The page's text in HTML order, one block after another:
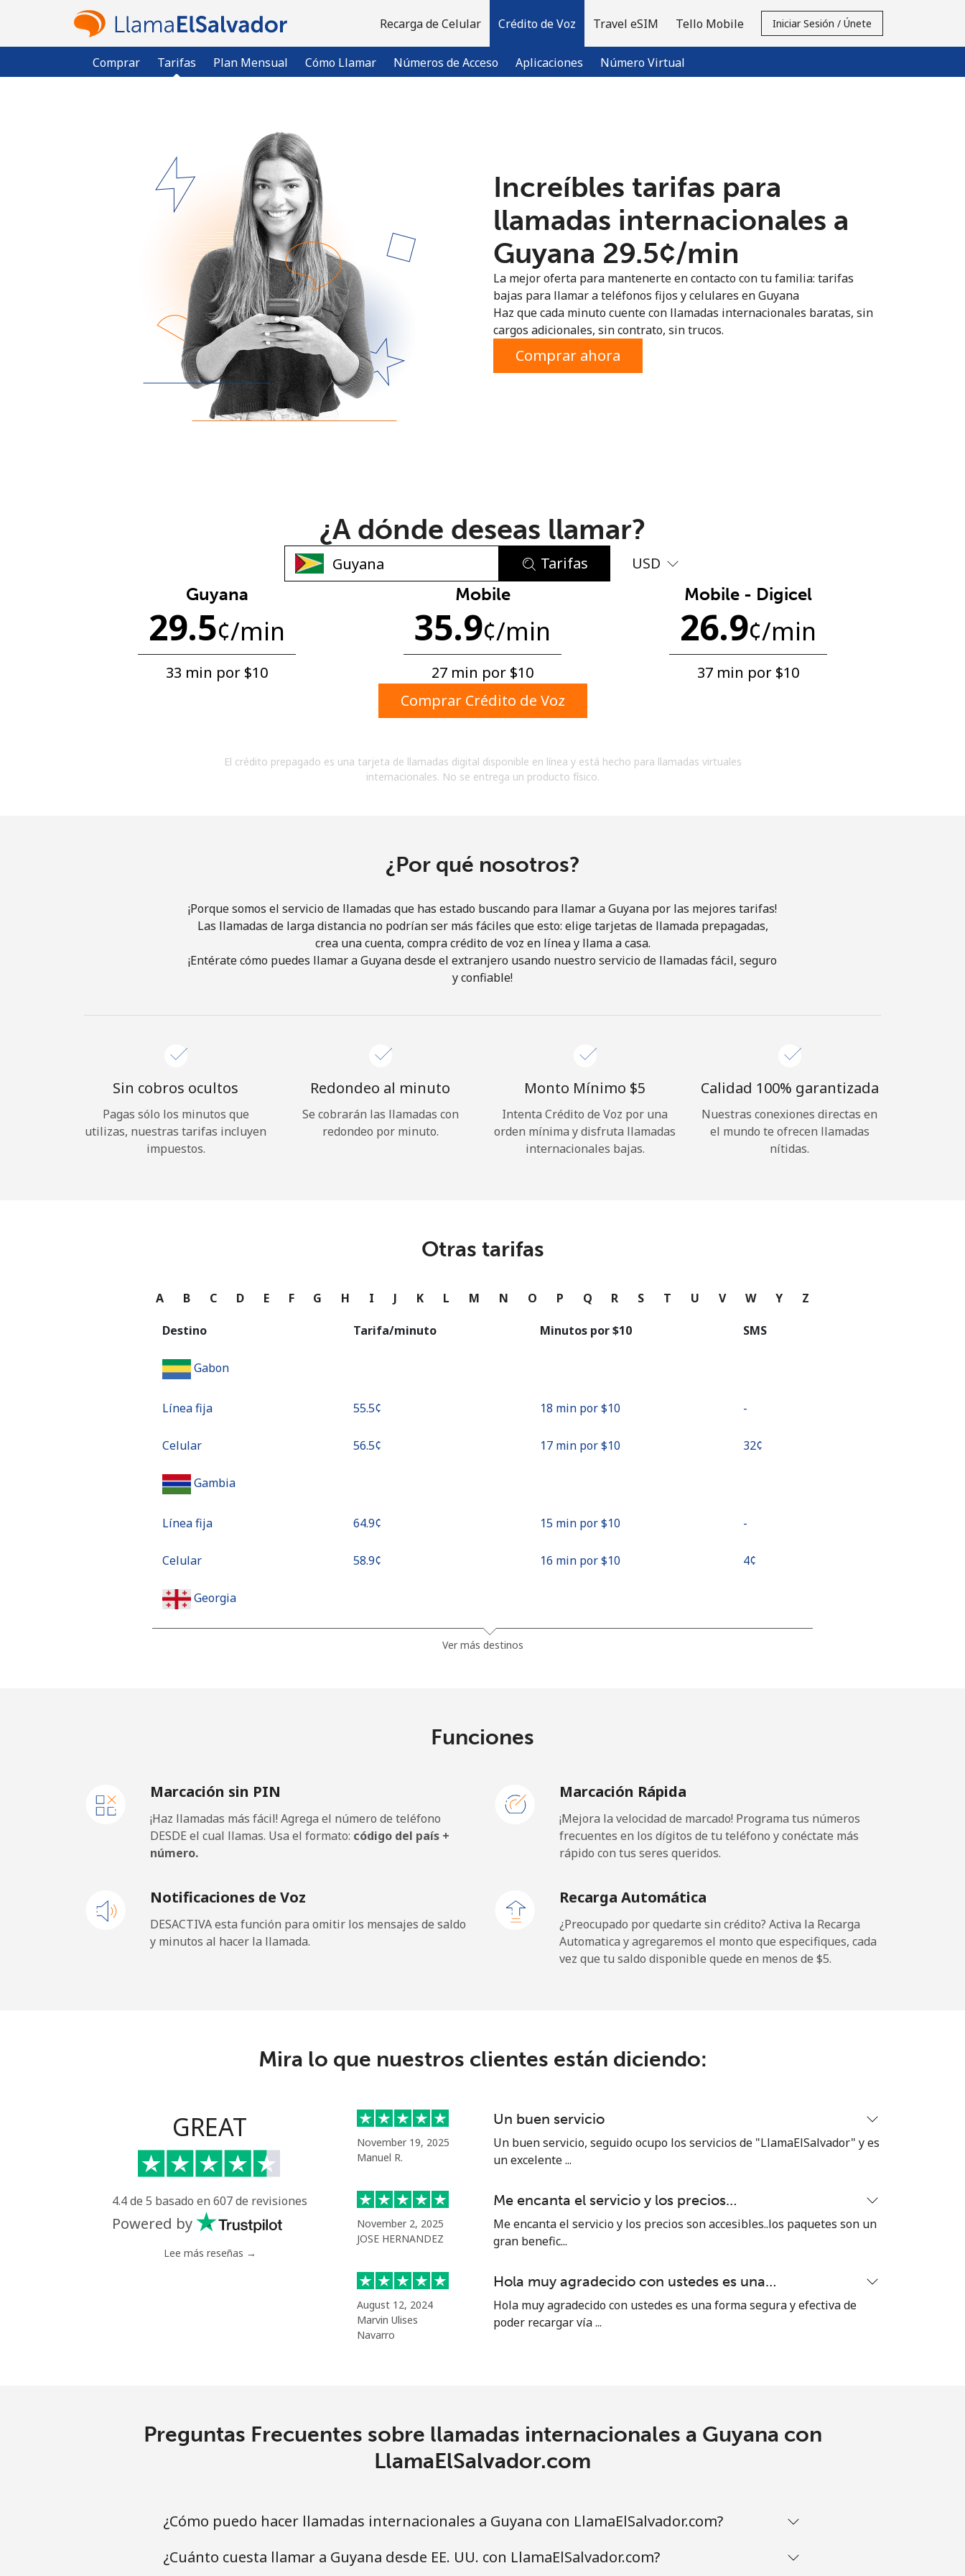
Recarga de Celular Crédito de Voz
Comprar Tarifas Plan Mensual Cómo Llamar Números de Acceso Aplicaciones Número Virtual
Travel eSIM Tello Mobile Iniciar Sesión / Únete
¿Ya tienes una cuenta? Inicia sesión →
Regístrate con
No se ha creado una contraseña
Mínimo 8 caracteres
Una letra mayúscula y una minúscula
Un caracter especial
acuerdo con estos
Términos y condiciones.
Únete
¡Hola!
Iniciar Sesión
Increíbles tarifas para
llamadas internacionales a
Guyana ⁦29.5¢⁩/min
La mejor oferta para mantenerte en contacto con tu familia: tarifas
bajas para llamar a teléfonos fijos y celulares en Guyana
Haz que cada minuto cuente con llamadas internacionales baratas, sin
cargos adicionales, sin contrato, sin trucos.
Comprar ahora
¿A dónde deseas llamar?
Tarifas USD
Guyana
29.5¢/min
33 min por ⁦$10⁩
Mobile
35.9¢/min
27 min por ⁦$10⁩
Mobile - Digicel
26.9¢/min
37 min por ⁦$10⁩
Comprar Crédito de Voz
El crédito prepagado es una tarjeta de llamadas digital disponible en línea y está hecho para llamadas virtuales
internacionales. No se entrega un producto físico.
¿Por qué nosotros?
¡Porque somos el servicio de llamadas que has estado buscando para llamar a Guyana por las mejores tarifas!
Las llamadas de larga distancia no podrían ser más fáciles que esto: elige tarjetas de llamada prepagadas,
crea una cuenta, compra crédito de voz en línea y llama a casa.
¡Entérate cómo puedes llamar a Guyana desde el extranjero usando nuestro servicio de llamadas fácil, seguro
y confiable!
Sin cobros ocultos
Pagas sólo los minutos que
utilizas, nuestras tarifas incluyen
impuestos.
Redondeo al minuto
Se cobrarán las llamadas con
redondeo por minuto.
Monto Mínimo ⁦$5⁩
Intenta Crédito de Voz por una
orden mínima y disfruta llamadas
internacionales bajas.
Calidad 100% garantizada
Nuestras conexiones directas en
el mundo te ofrecen llamadas
nítidas.
Otras tarifas
A B C D E F G H I J K L M N O P Q R S T U V W Y Z
Destino Tarifa/minuto Minutos por ⁦$10⁩ SMS
Gabon
Línea fija ⁦55.5¢⁩ 18 min por ⁦$10⁩ -
Celular ⁦56.5¢⁩ 17 min por ⁦$10⁩ ⁦32¢⁩
Gambia
Línea fija ⁦64.9¢⁩ 15 min por ⁦$10⁩ -
Celular ⁦58.9¢⁩ 16 min por ⁦$10⁩ ⁦4¢⁩
Georgia
Celular 665 min por ⁦$10⁩
Ghana
Celular 36 min por ⁦$10⁩
Gibraltar
Celular ⁦1.6¢⁩ 625 min por ⁦$10⁩ ⁦8¢⁩
Greenland
Línea fija ⁦10.5¢⁩
Celular 91 min por ⁦$10⁩
⁦16.9¢⁩ 59 min por ⁦$10⁩
Línea fija ⁦18.5¢⁩ 54 min por ⁦$10⁩ -
Guam
All country ⁦4.5¢⁩ 222 min por ⁦$10⁩
Ver más destinos
Funciones
Marcación sin PIN
¡Haz llamadas más fácil! Agrega el número de teléfono
DESDE el cual llamas. Usa el formato: código del país +
número.
Marcación Rápida
¡Mejora la velocidad de marcado! Programa tus números
frecuentes en los dígitos de tu teléfono y conéctate más
rápido con tus seres queridos.
Notificaciones de Voz
DESACTIVA esta función para omitir los mensajes de saldo
y minutos al hacer la llamada.
Recarga Automática
¿Preocupado por quedarte sin crédito? Activa la Recarga
Automatica y agregaremos el monto que especifiques, cada
vez que tu saldo disponible quede en menos de ⁦$5⁩.
Mira lo que nuestros clientes están diciendo:
GREAT
4.4 de 5 basado en 607 de revisiones
Powered by
Lee más reseñas →
November 19, 2025
Manuel R.
Un buen servicio
Un buen servicio, seguido ocupo los servicios de "LlamaElSalvador" y es
un excelente ...
November 2, 2025
JOSE HERNANDEZ
Me encanta el servicio y los precios…
Me encanta el servicio y los precios son accesibles..los paquetes son un
gran benefic...
August 12, 2024
Marvin Ulises
Navarro
Hola muy agradecido con ustedes es una…
Hola muy agradecido con ustedes es una forma segura y efectiva de
poder recargar vía ...
Preguntas Frecuentes sobre llamadas internacionales a Guyana con
LlamaElSalvador.com
¿Cómo puedo hacer llamadas internacionales a Guyana con LlamaElSalvador.com?
¿Cuánto cuesta llamar a Guyana desde EE. UU. con LlamaElSalvador.com?